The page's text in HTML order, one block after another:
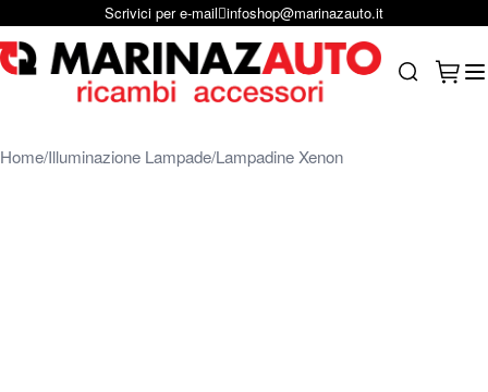
Salta al contenutoScrivici per e-mail infoshop@marinazauto.it
Home Illuminazione Lampade Lampadine Xenon